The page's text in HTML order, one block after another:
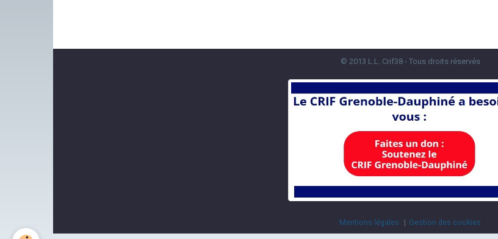
© 2013 L.L. Crif38 - Tous droits réservés
Mentions légales Gestion des cookies